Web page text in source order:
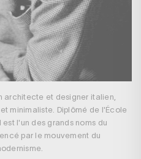
architecte et designer italien,
minimaliste. Diplômé de l'École
l'un des grands noms du
par le mouvement du